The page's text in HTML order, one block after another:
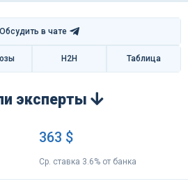
Обсудить в чате
H2H Таблица
эксперты
363 $
Ср. ставка 3.6% от банка